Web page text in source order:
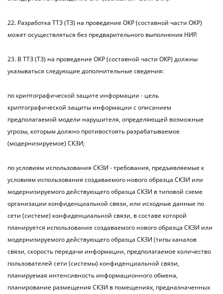
22. Разработка ТТЗ (ТЗ) на проведение ОКР (составной части ОКР)
может осуществляться без предварительного выполнения НИР.
23. В ТТЗ (ТЗ) на проведение ОКР (составной части ОКР) должны
указываться следующие дополнительные сведения:
по криптографической защите информации - цель
криптографической защиты информации с описанием
предполагаемой модели нарушителя, определяющей возможные
угрозы, которым должно противостоять разрабатываемое
(модернизируемое) СКЗИ;
по условиям использования СКЗИ - требования, предъявляемые к
условиям использования создаваемого нового образца СКЗИ или
модернизируемого действующего образца СКЗИ в типовой схеме
организации конфиденциальной связи, или исходные данные по
сети (системе) конфиденциальной связи, в составе которой
планируется использование создаваемого нового образца СКЗИ или
модернизируемого действующего образца СКЗИ (типы каналов
связи, скорость передачи информации, предполагаемое количество
пользователей сети (системы) конфиденциальной связи,
планируемая интенсивность информационного обмена,
планирование размещения СКЗИ в помещениях, предназначенных